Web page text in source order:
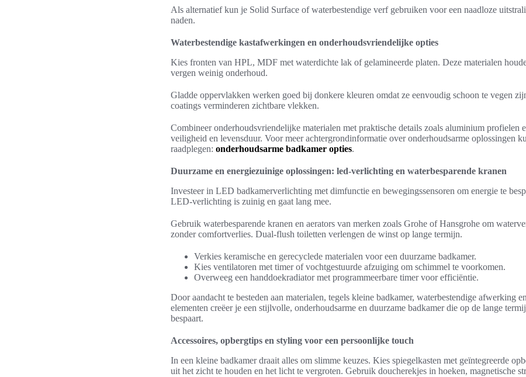
Als alternatief kun je Solid Surface of waterbestendige verf gebruiken voor een naadloze
naden.
Waterbestendige kastafwerkingen en onderhoudsvriendelijke opties
Kies fronten van HPL, MDF met waterdichte lak of gelamineerde platen. Deze materialen
vergen weinig onderhoud.
Gladde oppervlakken werken goed bij donkere kleuren omdat ze eenvoudig schoon te vegen
coatings verminderen zichtbare vlekken.
Combineer onderhoudsvriendelijke materialen met praktische details zoals aluminium profielen
veiligheid en levensduur. Voor meer achtergrondinformatie over onderhoudsarme oplossingen
raadplegen: onderhoudsarme badkamer opties.
Duurzame en energiezuinige oplossingen: led-verlichting en waterbesparende kranen
Investeer in LED badkamerverlichting met dimfunctie en bewegingssensoren om energie te
LED-verlichting is zuinig en gaat lang mee.
Gebruik waterbesparende kranen en aerators van merken zoals Grohe of Hansgrohe om
zonder comfortverlies. Dual-flush toiletten verlengen de winst op lange termijn.
Verkies keramische en gerecyclede materialen voor een duurzame badkamer.
Kies ventilatoren met timer of vochtgestuurde afzuiging om schimmel te voorkomen.
Overweeg een handdoekradiator met programmeerbare timer voor efficiëntie.
Door aandacht te besteden aan materialen, tegels kleine badkamer, waterbestendige afwerking
elementen creëer je een stijlvolle, onderhoudsarme en duurzame badkamer die op de lange
bespaart.
Accessoires, opbergtips en styling voor een persoonlijke touch
In een kleine badkamer draait alles om slimme keuzes. Kies spiegelkasten met geïntegreerde
uit het zicht te houden en het licht te vergroten. Gebruik doucherekjes in hoeken, magnetische